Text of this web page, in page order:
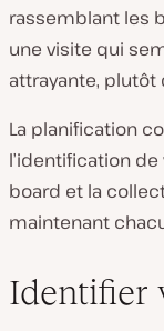
rassemblant les
une visite qui
attrayante, plutôt
La planification
l’identification de
board et la
maintenant
Identifier